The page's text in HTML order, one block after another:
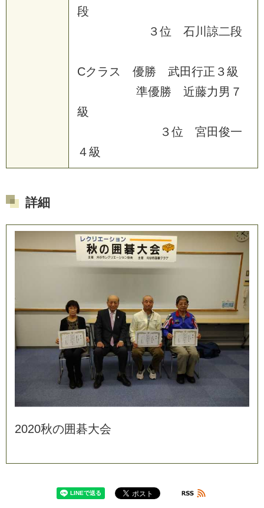
段
３位 石川諒二段
Cクラス 優勝 武田行正３級
準優勝 近藤力男７
級
３位 宮田俊一
４級
詳細
2020秋の囲碁大会